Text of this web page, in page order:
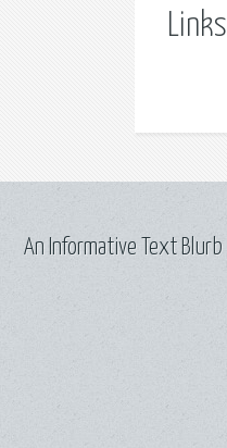
Links
An Informative Text Blurb